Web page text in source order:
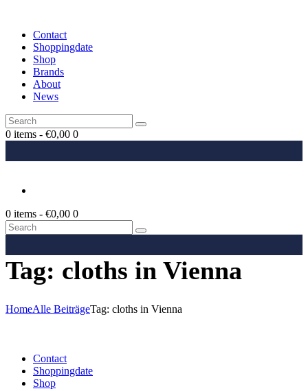
Contact
Shoppingdate
Shop
Brands
About
News
0 items - €0,00 0
0 items - €0,00 0
Tag: cloths in Vienna
HomeAlle BeiträgeTag: cloths in Vienna
Contact
Shoppingdate
Shop